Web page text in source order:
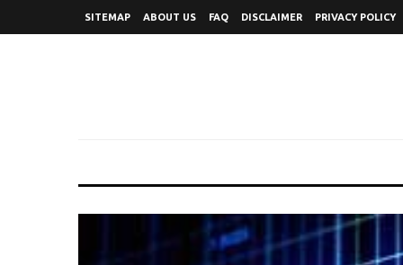
SITEMAP ABOUT US FAQ DISCLAIMER PRIVACY POLICY